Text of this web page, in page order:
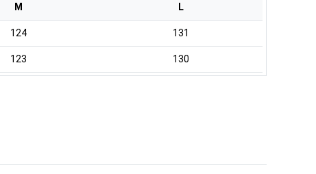
M L
124 131
123 130